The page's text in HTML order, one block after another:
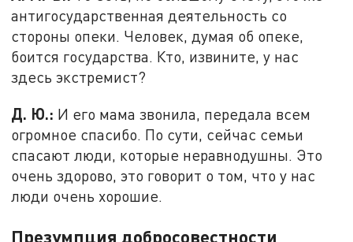
антигосударственная деятельность со
стороны опеки. Человек, думая об опеке,
боится государства. Кто, извините, у нас
здесь экстремист?
Д. Ю.: И его мама звонила, передала всем
огромное спасибо. По сути, сейчас семьи
спасают люди, которые неравнодушны. Это
очень здорово, это говорит о том, что у нас
люди очень хорошие.
Презумпция добросовестности